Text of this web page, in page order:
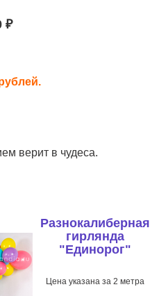
₽
верит в чудеса.
Разнокалиберная
гирлянда
"Единорог"
Цена указана за 2 метра